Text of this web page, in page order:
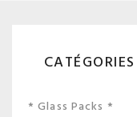
CATÉGORIES
* Glass Packs *